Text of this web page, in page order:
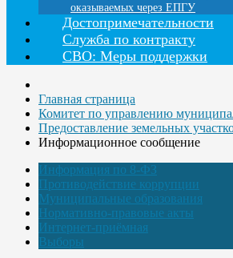
оказываемых через ЕПГУ
Достопримечательности
Служба по контракту
СВО: Меры поддержки
Главная страница
Комитет по управлению
Предоставление земельных
Информационное сообщение
Информация по 8-ФЗ
Противодействие коррупции
Муниципальные образования
Нормативно-правовые акты
Интернет-приёмная
Выборы